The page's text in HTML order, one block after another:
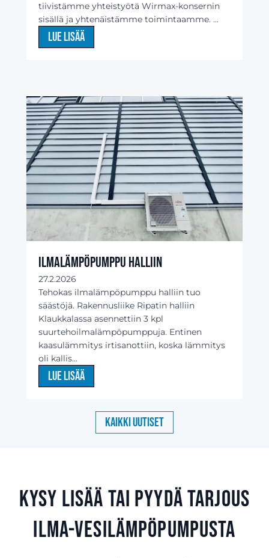
tiivistämme yhteistyötä Wirmax-konsernin
sisällä ja yhtenäistämme toimintaamme. ...
Lue lisää
Ilmalämpöpumppu halliin
27.2.2026
Tehokas ilmalämpöpumppu halliin tuo
säästöjä. Rakennusliike Ripatin halliin
Klaukkalassa asennettiin 3 kpl
suurtehoilmalämpöpumppuja. Entinen
kaasulämmitys irtisanottiin, koska lämmitys
oli kallis...
Lue lisää
Kaikki uutiset
Kysy lisää tai Pyydä tarjous
ilma-vesilämpöpumpusta